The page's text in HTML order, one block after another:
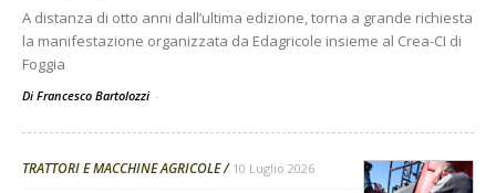
A distanza di otto anni dall’ultima edizione, torna a grande richiesta
la manifestazione organizzata da Edagricole insieme al Crea-CI di
Foggia
Di Francesco Bartolozzi -
TRATTORI E MACCHINE AGRICOLE 10 Luglio 2026